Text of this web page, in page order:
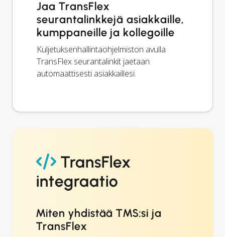
Jaa TransFlex
seurantalinkkejä asiakkaille,
kumppaneille ja kollegoille
Kuljetuksenhallintaohjelmiston avulla
TransFlex seurantalinkit jaetaan
automaattisesti asiakkaillesi.
TransFlex
integraatio
Miten yhdistää TMS:si ja
TransFlex